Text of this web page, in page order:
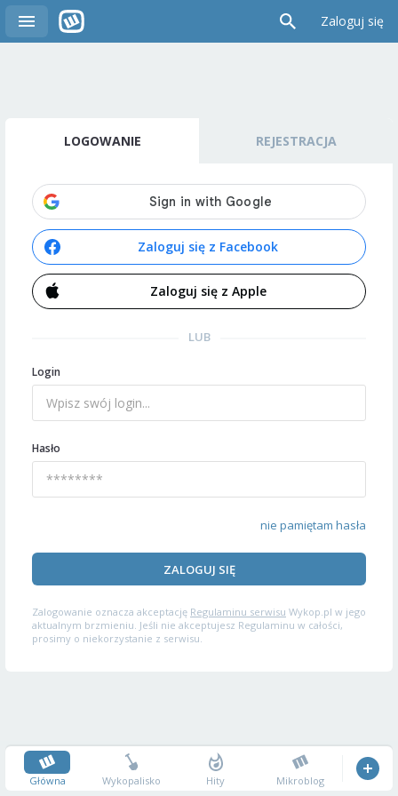
Zaloguj się
LOGOWANIE REJESTRACJA
Zaloguj się z Facebook
Zaloguj się z Apple
LUB
Login
Hasło
nie pamiętam hasła
ZALOGUJ SIĘ
Zalogowanie oznacza akceptację Regulaminu serwisu Wykop.pl w jego
aktualnym brzmieniu. Jeśli nie akceptujesz Regulaminu w całości,
prosimy o niekorzystanie z serwisu.
Główna Wykopalisko Hity Mikroblog